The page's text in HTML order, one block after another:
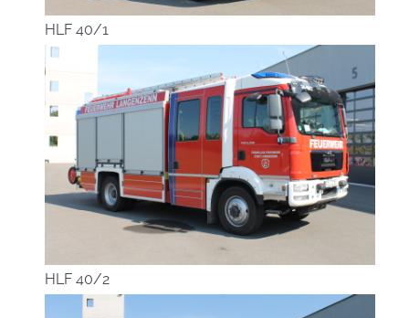
HLF 40/1
HLF 40/2